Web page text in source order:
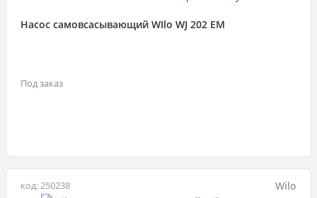
Насос самовсасывающий WIlo WJ 202 EM
Под заказ
код: 250238 Wilo